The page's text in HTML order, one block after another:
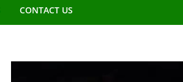
CONTACT US